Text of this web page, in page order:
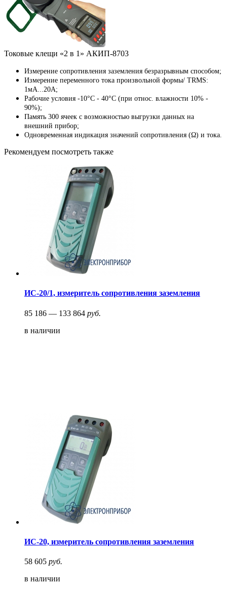
Токовые клещи «2 в 1» АКИП-8703
Измерение сопротивления заземления безразрывным способом;
Измерение переменного тока произвольной формы/ TRMS:
1мА...20А;
Рабочие условия -10°C - 40°C (при относ. влажности 10% -
90%);
Память 300 ячеек с возможностью выгрузки данных на
внешний прибор;
Одновременная индикация значений сопротивления (Ω) и тока.
Рекомендуем посмотреть также
ИС-20/1, измеритель сопротивления заземления
85 186 — 133 864 руб.
в наличии
ИС-20, измеритель сопротивления заземления
58 605 руб.
в наличии